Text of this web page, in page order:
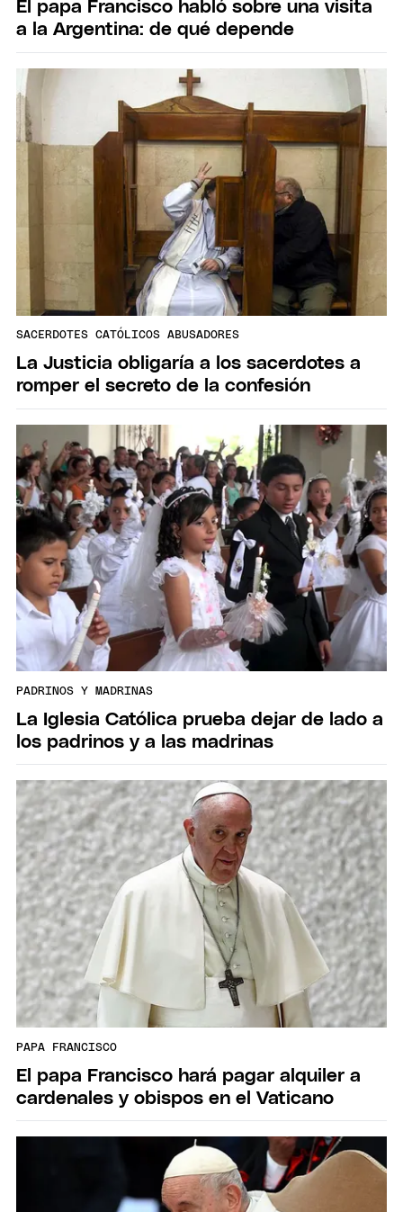
El papa Francisco habló sobre una visita
a la Argentina: de qué depende
SACERDOTES CATÓLICOS ABUSADORES
La Justicia obligaría a los sacerdotes a
romper el secreto de la confesión
PADRINOS Y MADRINAS
La Iglesia Católica prueba dejar de lado a
los padrinos y a las madrinas
PAPA FRANCISCO
El papa Francisco hará pagar alquiler a
cardenales y obispos en el Vaticano